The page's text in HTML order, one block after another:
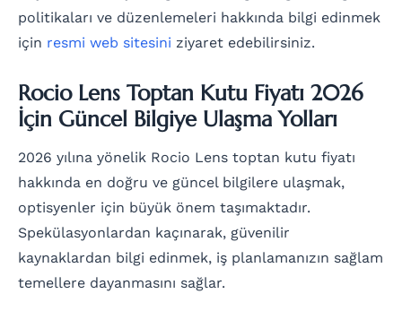
politikaları ve düzenlemeleri hakkında bilgi edinmek
için resmi web sitesini ziyaret edebilirsiniz.
Rocio Lens Toptan Kutu Fiyatı 2026
İçin Güncel Bilgiye Ulaşma Yolları
2026 yılına yönelik Rocio Lens toptan kutu fiyatı
hakkında en doğru ve güncel bilgilere ulaşmak,
optisyenler için büyük önem taşımaktadır.
Spekülasyonlardan kaçınarak, güvenilir
kaynaklardan bilgi edinmek, iş planlamanızın sağlam
temellere dayanmasını sağlar.